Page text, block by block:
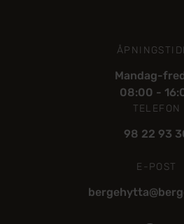
Mandag-
08:00 -
TELEFON
98 22 93
E-POST